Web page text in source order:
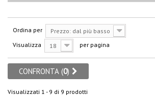
Ordina per
Prezzo: dal più basso
Visualizza
18 per pagina
CONFRONTA (0)
Visualizzati 1 - 9 di 9 prodotti